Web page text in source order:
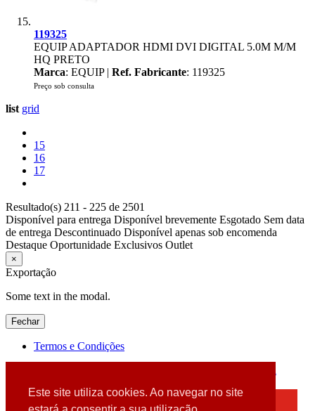
Este site utiliza cookies. Ao navegar no site
119325
EQUIP ADAPTADOR HDMI DVI DIGITAL 5.0M M/M
HQ PRETO
Marca: EQUIP | Ref. Fabricante: 119325
Preço sob consulta
list grid
15
16
17
Resultado(s) 211 - 225 de 2501
Disponível para entrega Disponível brevemente Esgotado Sem data
de entrega Descontinuado Disponível apenas sob encomenda
Destaque Oportunidade Exclusivos Outlet
×
Exportação
Some text in the modal.
Fechar
Termos e Condições